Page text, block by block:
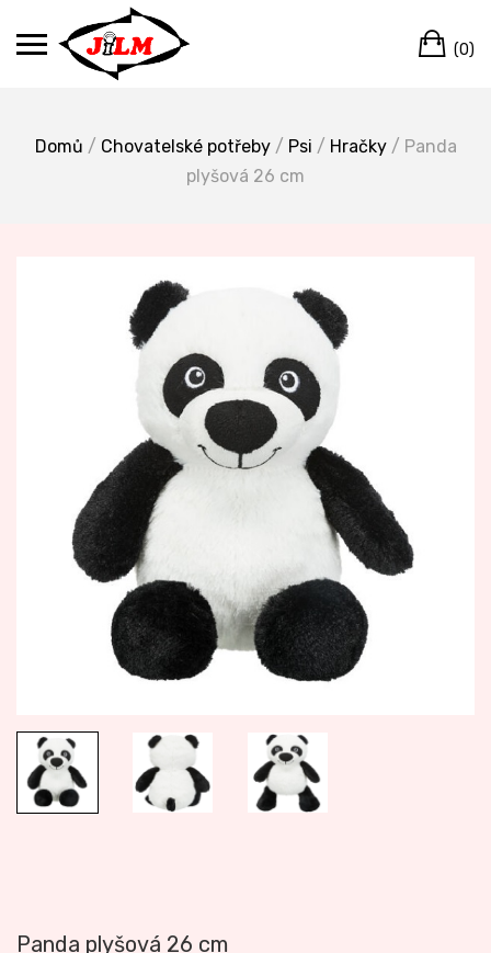
(0)
Domů / Chovatelské potřeby/ Psi / Hračky/ Panda
plyšová 26 cm
Panda plyšová 26 cm